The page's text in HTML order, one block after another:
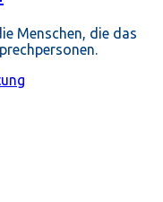
Menschen, die das